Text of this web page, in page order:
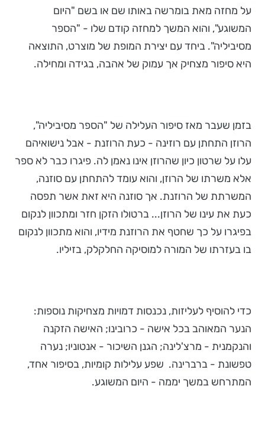
על מחזה מאת בומרשה באותו שם או בשם "היום
המשוגע", והוא המשך למחזה קודם שלו - "הספר
מסיביליה". ביחד עם יצירת המופת של מוצרט, התוצאה
היא סיפור מצחיק אך עמוק של אהבה, בגידה ומחילה.
בזמן שעבר מאז סיפור העלילה של "הספר מסיביליה",
הרוזן התחתן עם רוזינה - כעת הרוזנת - אבל נישואיהם
עלו על שרטון כיון שהרוזן אינו נאמן לה. פיגרו כבר לא ספר
אלא משרתו של הרוזן, והוא עומד להתחתן עם סוזנה,
המשרתת של הרוזנת. אך סוזנה היא זאת אשר תפסה
כעת את עינו של הרוזן... ברטולו הזקן חזר ומתכוון לנקום
בפיגרו על כך שחטף את הרוזנת מידיו, והוא מתכוון לנקום
בו בעזרתו של המורה למוסיקה החלקלק, בזיליו.
כדי להוסיף לעליזות, נכנסות דמויות מצחיקות נוספות:
הנער המאוהב בכל אישה - כרובינו; האישה הזקנה
והנקמנית - מרצ'לינה; הגנן השיכור - אנטוניו; נערה
טפשונת - ברברינה. שפע עלילות קומיות, בסיפור אחד,
המתרחש במשך יממה - היום המשוגע.